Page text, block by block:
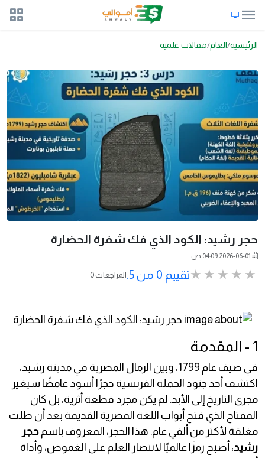
الرئيسية العام مقالات علمية
حجر رشيد: الكود الذي فك شفرة الحضارة
2026-06-01 04:09 ص
تقييم 0 من 5. 0 المراجعات
1 - المقدمة
في صيف عام 1799، وبين الرمال المصرية في مدينة رشيد،
اكتشف أحد جنود الحملة الفرنسية حجرًا أسود غامضًا سيغير
مجرى التاريخ إلى الأبد. لم يكن مجرد قطعة أثرية، بل كان
المفتاح الذي فتح أبواب اللغة المصرية القديمة بعد أن ظلت
مغلقة لأكثر من ألفي عام. هذا الحجر، المعروف باسم حجر
رشيد، أصبح رمزًا عالميًا لانتصار العلم على الغموض، وأداة